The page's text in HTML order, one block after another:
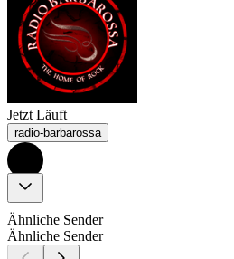
Jetzt Läuft
radio-barbarossa
Ähnliche Sender
Ähnliche Sender